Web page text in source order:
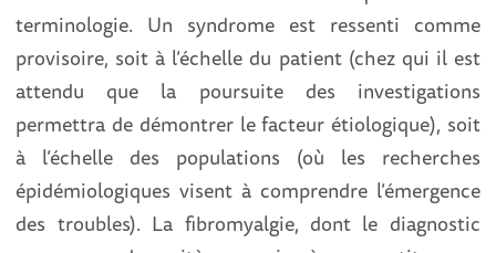
terminologie. Un syndrome est ressenti comme
provisoire, soit à l’échelle du patient (chez qui il est
attendu que la poursuite des investigations
permettra de démontrer le facteur étiologique), soit
à l’échelle des populations (où les recherches
épidémiologiques visent à comprendre l’émergence
des troubles). La fibromyalgie, dont le diagnostic